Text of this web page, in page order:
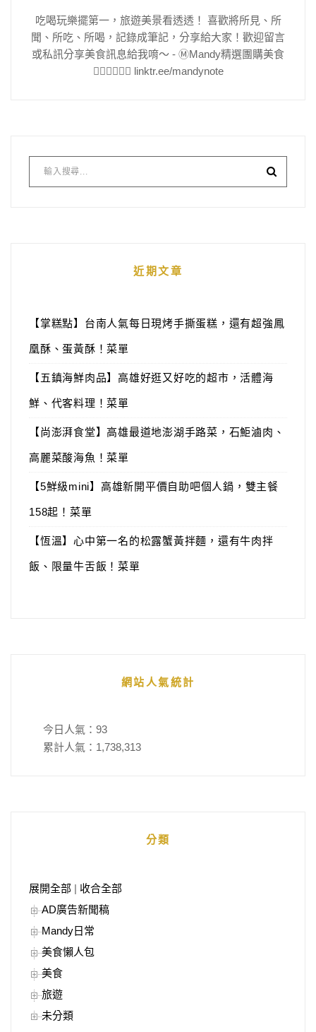
吃喝玩樂擺第一，旅遊美景看透透！ 喜歡將所見、所
聞、所吃、所喝，記錄成筆記，分享給大家！歡迎留言
或私訊分享美食訊息給我唷～ - Ⓜ️Mandy精選團購美食
👇🏻👇🏻👇🏻 linktr.ee/mandynote
近期文章
【掌糕點】台南人氣每日現烤手撕蛋糕，還有超強鳳
凰酥、蛋黃酥！菜單
【五鎮海鮮肉品】高雄好逛又好吃的超市，活體海
鮮、代客料理！菜單
【尚澎湃食堂】高雄最道地澎湖手路菜，石鮔滷肉、
高麗菜酸海魚！菜單
【5鮮級mini】高雄新開平價自助吧個人鍋，雙主餐
158起！菜單
【恆溫】心中第一名的松露蟹黃拌麵，還有牛肉拌
飯、限量牛舌飯！菜單
網站人氣統計
今日人氣： 93
累計人氣： 1,738,313
分類
展開全部
收合全部
AD廣告新聞稿
Mandy日常
美食懶人包
美食
旅遊
未分類